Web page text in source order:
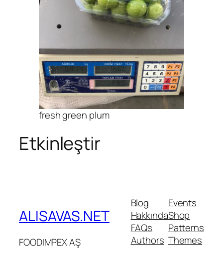
fresh green plum
Etkinleştir
ALISAVAS.NET
FOODIMPEX AŞ
Blog
Hakkında
FAQs
Authors
Events
Shop
Patterns
Themes